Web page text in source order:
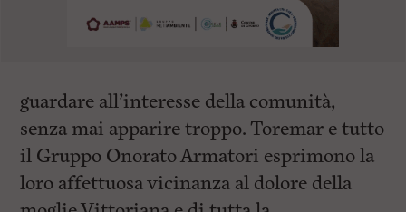
guardare all’interesse della comunità,
senza mai apparire troppo. Toremar e tutto
il Gruppo Onorato Armatori esprimono la
loro affettuosa vicinanza al dolore della